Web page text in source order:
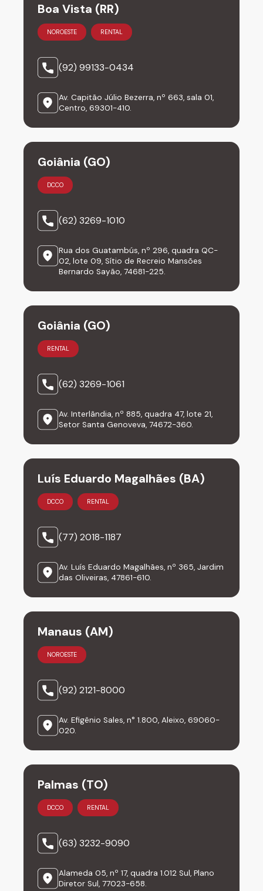
Boa Vista (RR)
NOROESTE RENTAL
(92) 99133-0434
Av. Capitão Júlio Bezerra, nº 663, sala 01,
Centro, 69301-410.
Goiânia (GO)
DCCO
(62) 3269-1010
Rua dos Guatambús, nº 296, quadra QC-
02, lote 09, Sítio de Recreio Mansões
Bernardo Sayão, 74681-225.
Goiânia (GO)
RENTAL
(62) 3269-1061
Av. Interlândia, nº 885, quadra 47, lote 21,
Setor Santa Genoveva, 74672-360.
Luís Eduardo Magalhães (BA)
DCCO RENTAL
(77) 2018-1187
Av. Luís Eduardo Magalhães, nº 365, Jardim
das Oliveiras, 47861-610.
Manaus (AM)
NOROESTE
(92) 2121-8000
Av. Efigênio Sales, n° 1.800, Aleixo, 69060-
020.
Palmas (TO)
DCCO RENTAL
(63) 3232-9090
Alameda 05, nº 17, quadra 1.012 Sul, Plano
Diretor Sul, 77023-658.